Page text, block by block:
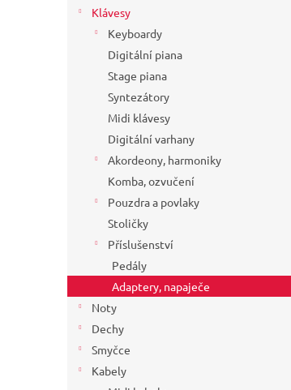
Klávesy
Keyboardy
Digitální piana
Stage piana
Syntezátory
Midi klávesy
Digitální varhany
Akordeony, harmoniky
Komba, ozvučení
Pouzdra a povlaky
Stoličky
Příslušenství
Pedály
Adaptery, napaječe
Noty
Dechy
Smyčce
Kabely